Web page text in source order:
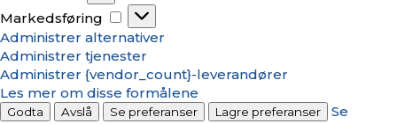
Markedsføring
Markedsføring
Administrer alternativer
Administrer tjenester
Administrer {vendor_count}-leverandører
Les mer om disse formålene
Godta Avslå Se preferanser Lagre preferanser
Se